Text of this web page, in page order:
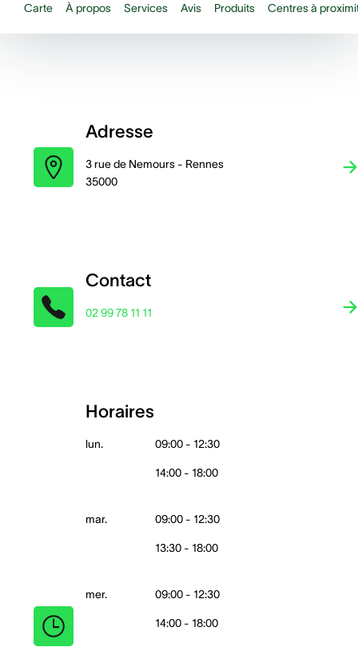
Carte À propos Services Avis Produits Centres à
Adresse
3 rue de Nemours - Rennes
35000
Contact
02 99 78 11 11
Horaires
lun. 09:00 - 12:30
14:00 - 18:00
mar. 09:00 - 12:30
13:30 - 18:00
mer. 09:00 - 12:30
14:00 - 18:00